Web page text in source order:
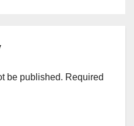
be published. Required